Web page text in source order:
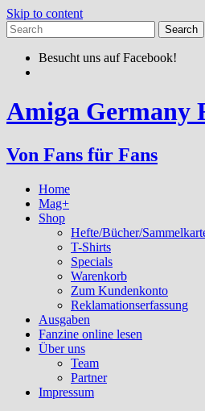
Skip to content
Besucht uns auf Facebook!
Amiga Germany
Von Fans für Fans
Home
Mag+
Shop
Hefte/Bücher/
T-Shirts
Specials
Warenkorb
Zum Kundenkonto
Reklamationserfassung
Ausgaben
Fanzine online lesen
Über uns
Team
Partner
Impressum